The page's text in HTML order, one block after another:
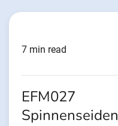
7 min read
EFM027